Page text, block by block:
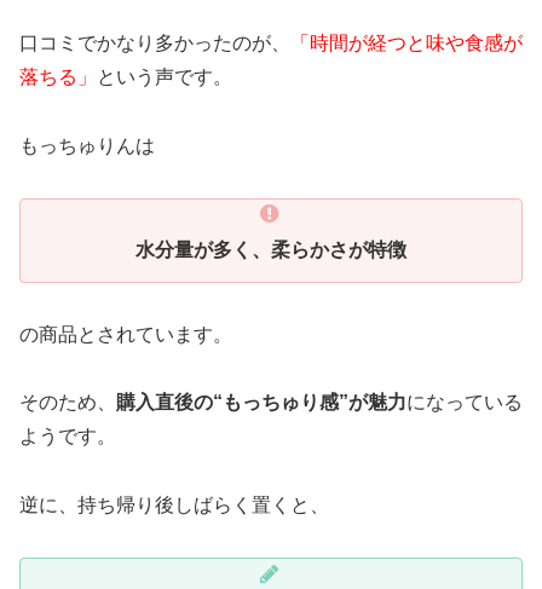
口コミでかなり多かったのが、
「時間が経つと味や食感が
落ちる」
という声です。
もっちゅりんは
水分量が多く、柔らかさが特徴
の商品とされています。
そのため、 購入直後の“もっちゅり感”が魅力になっている
ようです。
逆に、持ち帰り後しばらく置くと、